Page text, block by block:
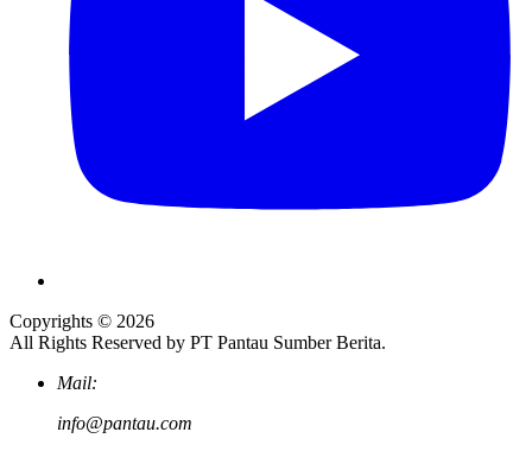
Copyrights © 2026
All Rights Reserved by PT Pantau Sumber Berita.
Mail:
info@pantau.com